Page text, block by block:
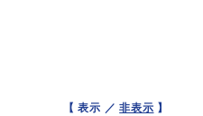
【 表示 ／非表示 】